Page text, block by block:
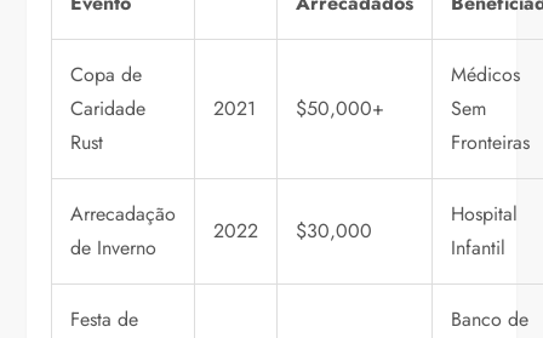
Copa de
Caridade
Rust
2021 $50,000+
Médicos
Sem
Fronteiras
Arrecadação
de Inverno
2022 $30,000
Hospital
Infantil
Festa de
Banco de